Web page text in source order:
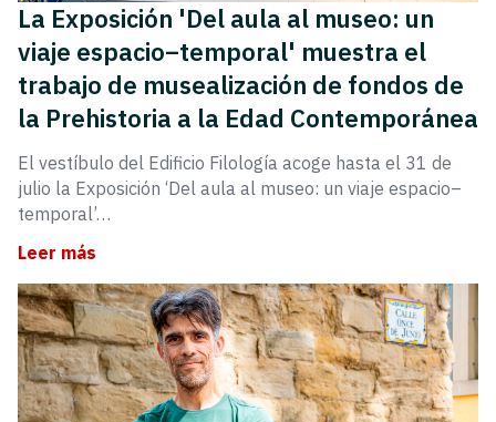
La Exposición 'Del aula al museo: un
viaje espacio–temporal' muestra el
trabajo de musealización de fondos de
la Prehistoria a la Edad Contemporánea
El vestíbulo del Edificio Filología acoge hasta el 31 de
julio la Exposición ‘Del aula al museo: un viaje espacio–
temporal’…
Leer más